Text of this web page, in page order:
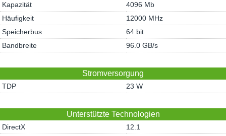
Kapazität
4096 Mb
Häufigkeit
12000 MHz
Speicherbus
64 bit
Bandbreite
96.0 GB/s
Stromversorgung
TDP 23 W
Unterstützte Technologien
DirectX
12.1